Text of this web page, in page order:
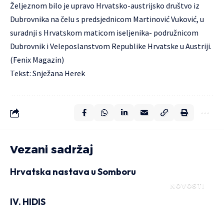
Željeznom bilo je upravo Hrvatsko-austrijsko društvo iz
Dubrovnika na čelu s predsjednicom Martinović Vuković, u
suradnji s Hrvatskom maticom iseljenika- podružnicom
Dubrovnik i Veleposlanstvom Republike Hrvatske u Austriji.
(Fenix Magazin)
Tekst: Snježana Herek
Vezani sadržaj
NOVOSTI
Hrvatska nastava u Somboru
IV. HIDIS